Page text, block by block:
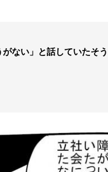
ない」と話していたそう